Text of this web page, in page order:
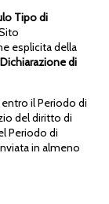
Tipo di
esplicita della
Dichiarazione di
il Periodo di
del diritto di
Periodo di
in almeno